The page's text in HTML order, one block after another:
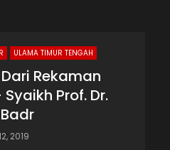
ULAMA TIMUR TENGAH
Rekaman
Prof. Dr.
2019